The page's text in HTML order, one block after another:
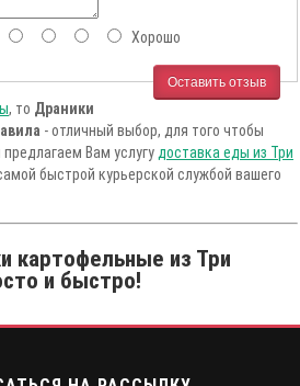
Хорошо
Оставить отзыв
, то Драники
- отличный выбор, для того чтобы
Вам услугу доставка еды из Три
быстрой курьерской службой вашего
картофельные из Три
и быстро!